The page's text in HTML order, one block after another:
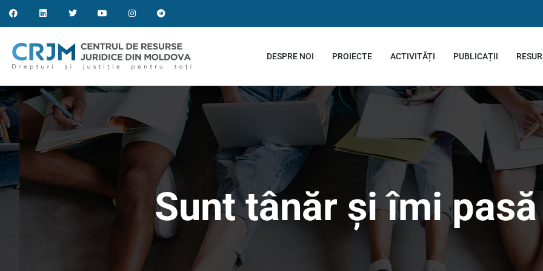
DESPRE NOI PROIECTE ACTIVITĂȚI PUBLICAȚII
Sunt tânăr și îmi pasă